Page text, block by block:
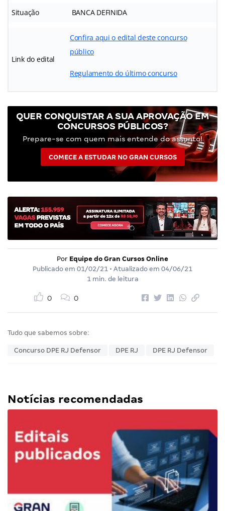
Situação BANCA DEFINIDA
Link do edital
Confira aqui o edital deste concurso
público
Regulamento do último concurso
QUER CONQUISTAR A SUA APROVAÇÃO EM
CONCURSOS PÚBLICOS?
Prepare-se com quem mais entende do assunto!
COMECE A ESTUDAR NO GRAN CURSOS
Por Equipe do Gran Cursos Online
Publicado em 01/02/21 • Atualizado em 04/06/21
1 min. de leitura
0 0
Tudo que sabemos sobre:
Concurso DPE RJ Defensor DPE RJ DPE RJ Defensor
Notícias recomendadas